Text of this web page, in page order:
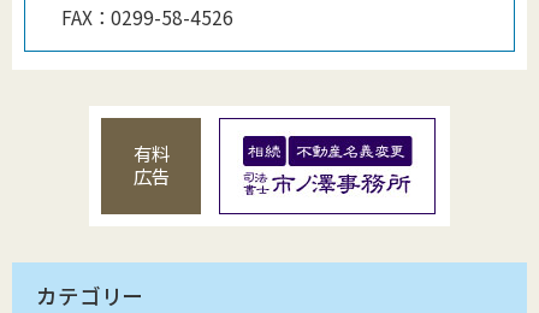
FAX： 0299-58-4526
有料
広告
カテゴリー